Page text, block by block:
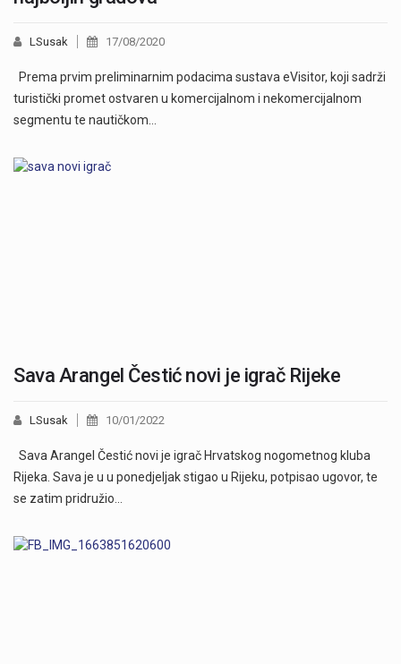
LSusak 17/08/2020
Prema prvim preliminarnim podacima sustava eVisitor, koji sadrži
turistički promet ostvaren u komercijalnom i nekomercijalnom
segmentu te nautičkom…
Sava Arangel Čestić novi je igrač Rijeke
LSusak 10/01/2022
Sava Arangel Čestić novi je igrač Hrvatskog nogometnog kluba
Rijeka. Sava je u u ponedjeljak stigao u Rijeku, potpisao ugovor, te
se zatim pridružio…